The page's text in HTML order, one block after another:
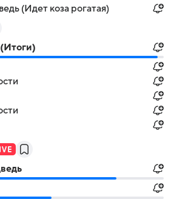
(Идет коза рогатая)